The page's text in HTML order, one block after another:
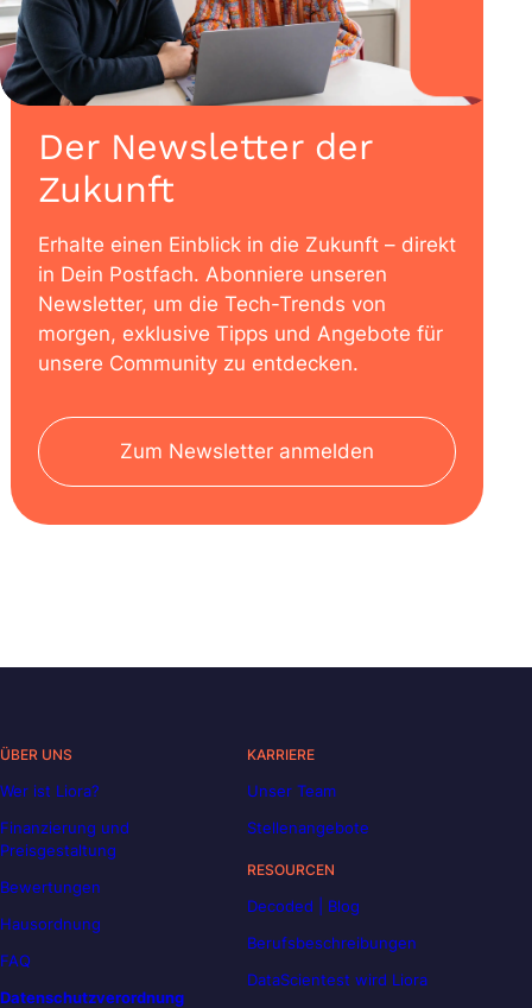
Der Newsletter der
Zukunft
Erhalte einen Einblick in die Zukunft – direkt
in Dein Postfach. Abonniere unseren
Newsletter, um die Tech-Trends von
morgen, exklusive Tipps und Angebote für
unsere Community zu entdecken.
Zum Newsletter anmelden
ÜBER UNS
Wer ist Liora?
Finanzierung und
Preisgestaltung
Bewertungen
Hausordnung
FAQ
Datenschutzverordnung
KARRIERE
Unser Team
Stellenangebote
RESOURCEN
Decoded | Blog
Berufsbeschreibungen
DataScientest wird Liora